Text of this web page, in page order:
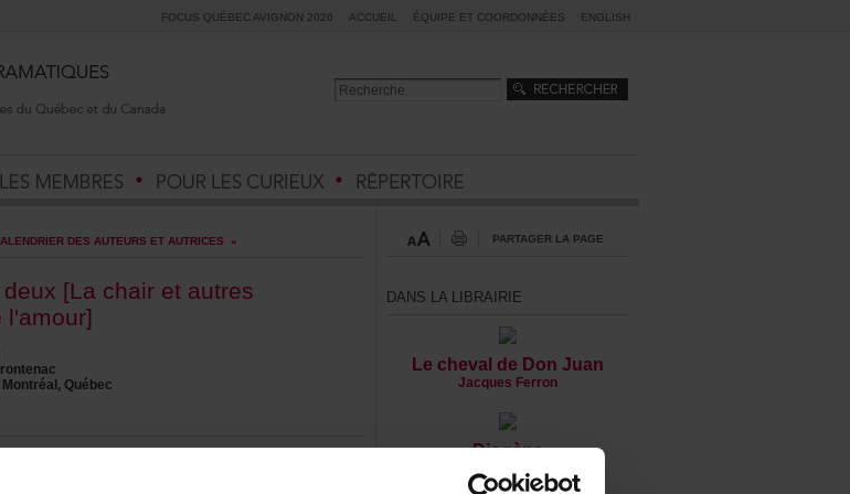
FOCUSQUÉBECAVIGNON2026 ACCUEIL ÉQUIPEETCOORDONNÉES ENGLISH
» PARTAGERLAPAGE
DANSLALIBRAIRIE
LechevaldeDonJuan
JacquesFerron
Diogène